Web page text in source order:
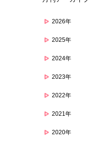
2026年
2025年
2024年
2023年
2022年
2021年
2020年